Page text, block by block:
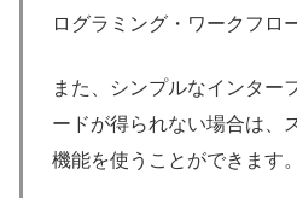
ログラミング・ワークフロ
また、シンプルなインター
ードが得られない場合は、
機能を使うことができます。